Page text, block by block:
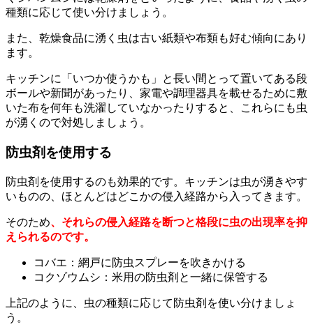
種類に応じて使い分けましょう。
また、乾燥食品に湧く虫は古い紙類や布類も好む傾向にあり
ます。
キッチンに「いつか使うかも」と長い間とって置いてある段
ボールや新聞があったり、家電や調理器具を載せるために敷
いた布を何年も洗濯していなかったりすると、これらにも虫
が湧くので対処しましょう。
防虫剤を使用する
防虫剤を使用するのも効果的です。キッチンは虫が湧きやす
いものの、ほとんどはどこかの侵入経路から入ってきます。
そのため、それらの侵入経路を断つと格段に虫の出現率を抑
えられるのです。
コバエ：網戸に防虫スプレーを吹きかける
コクゾウムシ：米用の防虫剤と一緒に保管する
上記のように、虫の種類に応じて防虫剤を使い分けましょ
う。